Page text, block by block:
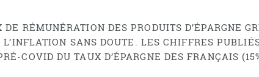
RÉMUNÉRATION DES PRODUITS D’ÉPARGNE
SANS DOUTE. LES CHIFFRES
COVID DU TAUX D’ÉPARGNE DES FRANÇAIS